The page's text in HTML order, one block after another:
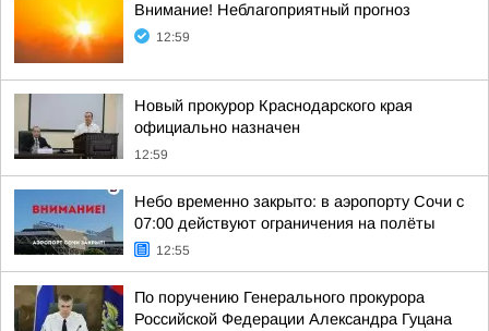
Внимание! Неблагоприятный прогноз
12:59
Новый прокурор Краснодарского края
официально назначен
12:59
Небо временно закрыто: в аэропорту Сочи с
07:00 действуют ограничения на полёты
12:55
По поручению Генерального прокурора
Российской Федерации Александра Гуцана